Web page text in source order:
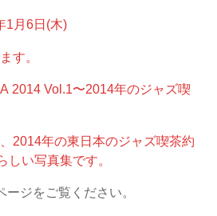
1月6日(木)
す。
2014 Vol.1〜2014年のジャズ喫
2014年の東日本のジャズ喫茶約
しい写真集です。
ジをご覧ください。